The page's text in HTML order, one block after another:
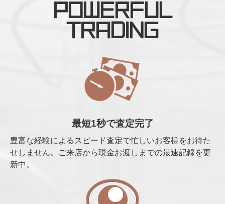
POWERFUL
TRADING
最短1秒で査定完了
豊富な経験によるスピード査定で忙しいお客様をお待た
せしません。ご来店から現金お渡しまでの最速記録を更
新中。